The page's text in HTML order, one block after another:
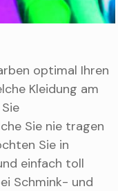
optimal Ihren
Kleidung am
Sie nie tragen
Sie in
einfach toll
Schmink- und